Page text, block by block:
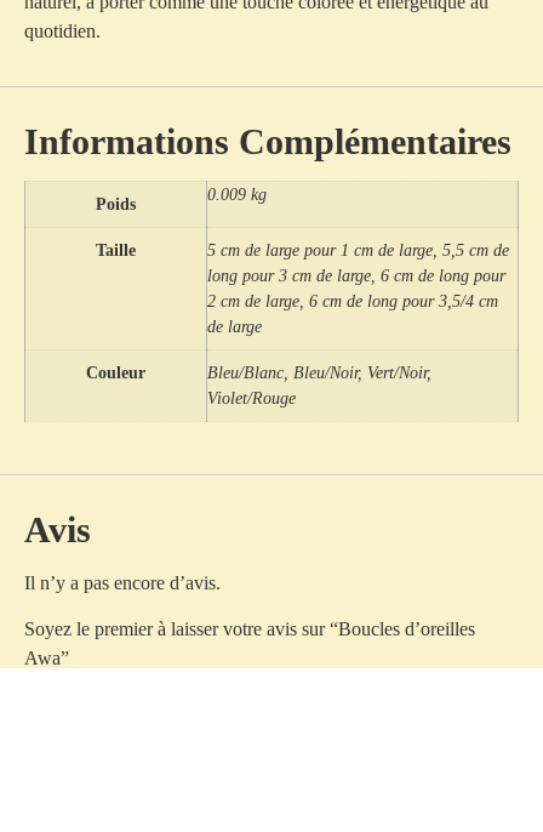
quotidien.
Informations Complémentaires
Poids 0.009 kg
Taille
5 cm de large pour 1 cm de large, 5,5 cm de
long pour 3 cm de large, 6 cm de long pour
2 cm de large, 6 cm de long pour 3,5/4 cm
de large
Couleur
Bleu/Blanc, Bleu/Noir, Vert/Noir,
Violet/Rouge
Avis
Il n’y a pas encore d’avis.
Soyez le premier à laisser votre avis sur “Boucles d’oreilles
Awa”